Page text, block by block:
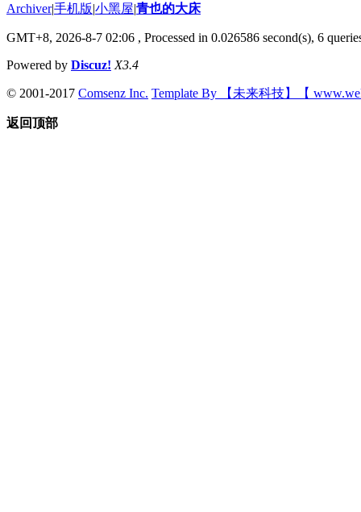
Archiver|手机版|小黑屋|青也的大床
GMT+8, 2026-8-7 02:06 , Processed in 0.026586 second(s), 6
Powered by Discuz! X3.4
© 2001-2017 Comsenz Inc. Template By 【未来科技】【
返回顶部